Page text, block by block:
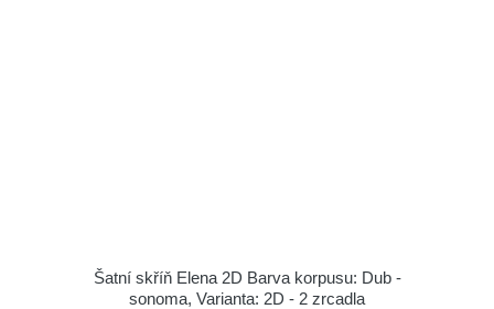
Šatní skříň Elena 2D Barva korpusu: Dub -
sonoma, Varianta: 2D - 2 zrcadla